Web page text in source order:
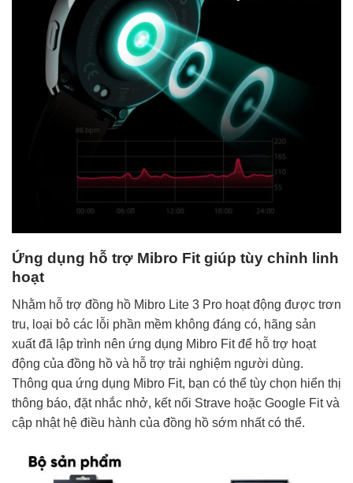
Ứng dụng hỗ trợ Mibro Fit giúp tùy chỉnh linh
hoạt
Nhằm hỗ trợ đồng hồ Mibro Lite 3 Pro hoạt động được trơn
tru, loại bỏ các lỗi phần mềm không đáng có, hãng sản
xuất đã lập trình nên ứng dụng Mibro Fit để hỗ trợ hoạt
động của đồng hồ và hỗ trợ trải nghiệm người dùng.
Thông qua ứng dụng Mibro Fit, bạn có thể tùy chọn hiển thị
thông báo, đặt nhắc nhở, kết nối Strave hoặc Google Fit và
cập nhật hệ điều hành của đồng hồ sớm nhất có thể.